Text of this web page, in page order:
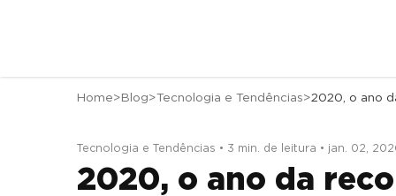
Home Blog Tecnologia e Tendências
Tecnologia e Tendências • 3 min. de leitura • jan. 02,
2020, o ano da